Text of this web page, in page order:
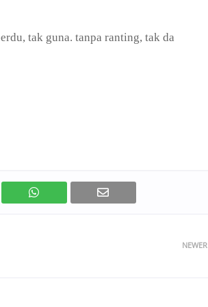
tak guna. tanpa ranting, tak da
NEWER